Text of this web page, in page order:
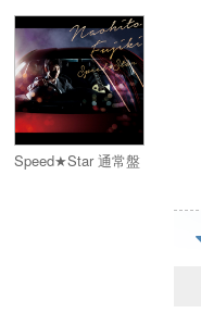
Speed★Star 通常盤